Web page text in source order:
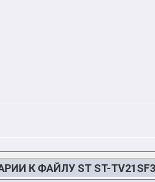
К ФАЙЛУ ST ST-TV21SF3